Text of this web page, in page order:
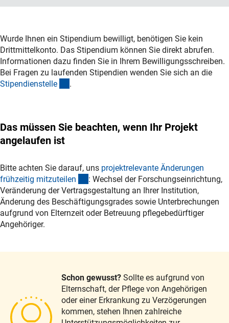
Wurde Ihnen ein Stipendium bewilligt, benötigen Sie kein
Drittmittelkonto. Das Stipendium können Sie direkt abrufen.
Informationen dazu finden Sie in Ihrem Bewilligungsschreiben.
Bei Fragen zu laufenden Stipendien wenden Sie sich an die
Stipendienstell e (Download)
.
Das müssen Sie beachten, wenn Ihr Projekt
angelaufen ist
Bitte achten Sie darauf, uns projektrelevante Änderungen
frühzeitig mitzuteilen (interner Link)
: Wechsel der Forschungseinrichtung,
Veränderung der Vertragsgestaltung an Ihrer Institution,
Änderung des Beschäftigungsgrades sowie Unterbrechungen
aufgrund von Elternzeit oder Betreuung pflegebedürftiger
Angehöriger.
Schon gewusst? Sollte es aufgrund von
Elternschaft, der Pflege von Angehörigen
oder einer Erkrankung zu Verzögerungen
kommen, stehen Ihnen zahlreiche